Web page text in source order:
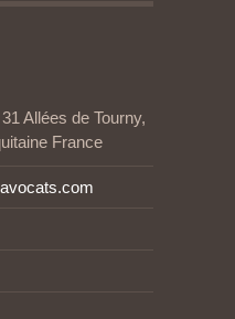
Allées de Tourny,
France